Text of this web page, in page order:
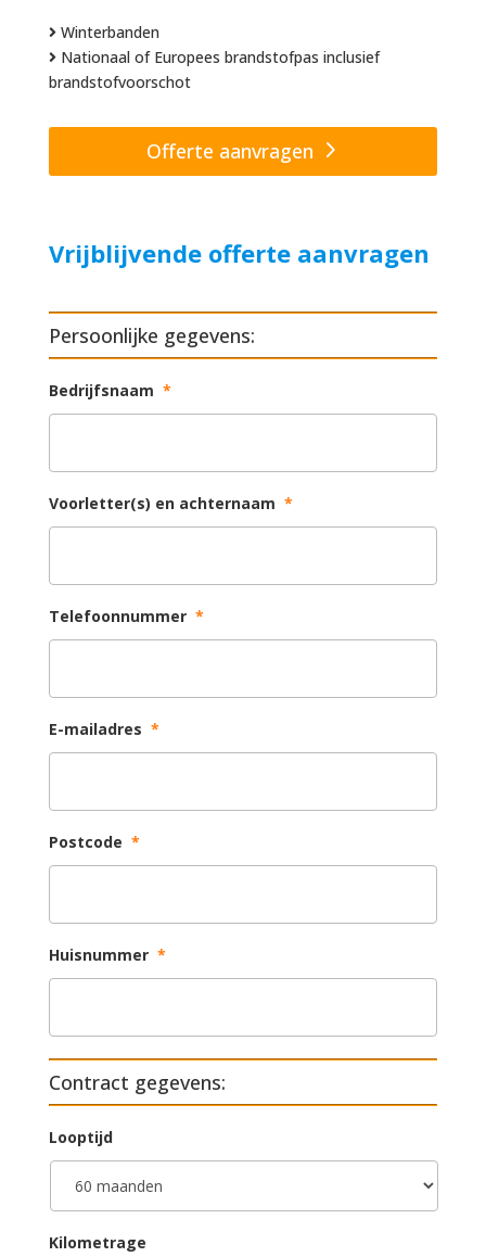
Winterbanden
Nationaal of Europees brandstofpas inclusief
brandstofvoorschot
Offerte aanvragen
Vrijblijvende offerte aanvragen
Persoonlijke gegevens:
Bedrijfsnaam *
Voorletter(s) en achternaam *
Telefoonnummer *
E-mailadres *
Postcode *
Huisnummer *
Contract gegevens:
Looptijd
Kilometrage